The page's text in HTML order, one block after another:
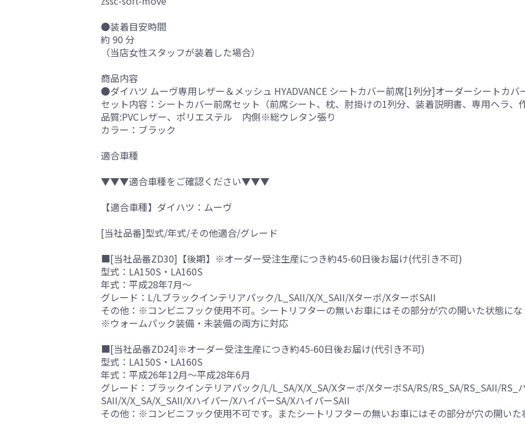
●装着目安時間
約 90 分
（当店女性スタッフが装着した場合）
商品内容
●ダイハツ ムーヴ専用レザー＆メッシュ HYADVANCE シートカバー前席[1列分]オーダーシートカバ
セット内容：シートカバー前席セット（前席シート、枕、肘掛けの1列分、装着説明書、専用ヘラ、
品質:PVCレザー、ポリエステル 内側※総ウレタン張り
カラー：ブラック
適合車種
▼▼▼適合車種をご確認ください▼▼▼
【適合車種】ダイハツ：ムーヴ
[当社品番]型式/年式/その他適合/グレード
■[当社品番ZD30]【後期】※オーダー受注生産につき約45-60日後お届け(代引き不可)
型式：LA150S・LA160S
年式：平成28年7月～
グレード：L/Lブラックインテリアパック/L_SAII/X/X_SAII/Xターボ/XターボSAII
その他：※コンビニフック使用不可。シートリフターの無いお車にはその部分が穴の開いた状態にな
※ウォームパック装備・未装備の両方に対応
■[当社品番ZD24]※オーダー受注生産につき約45-60日後お届け(代引き不可)
型式：LA150S・LA160S
年式：平成26年12月～平成28年6月
グレード：ブラックインテリアパック/L/L_SA/X/X_SA/Xターボ/XターボSA/RS/RS_SA/RS_SAII/RS_
SAII/X/X_SA/X_SAII/Xハイパー/XハイパーSA/XハイパーSAII
その他：※コンビニフック使用不可です。またシートリフターの無いお車にはその部分が穴の開いた